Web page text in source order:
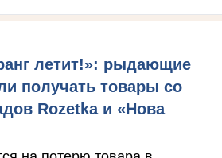
летит!»: рыдающие
получать товары со
Rozetka и «Нова